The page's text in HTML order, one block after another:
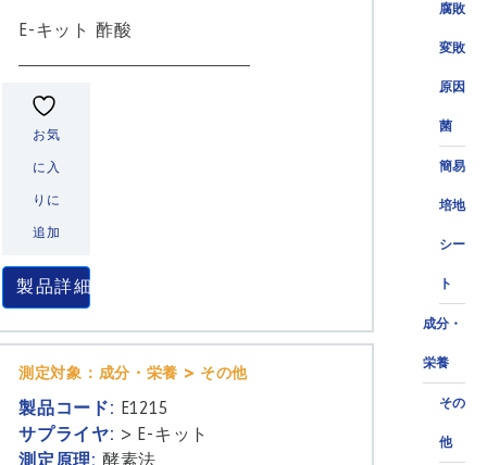
腐敗
変敗
原因
菌
簡易
培地
シー
ト
成分・
栄養
その
他
E-キット 酢酸
お気
に入
りに
追加
製品詳細
測定対象：成分・栄養 > その他
製品コード: E1215
サプライヤ: > E-キット